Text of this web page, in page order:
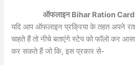
ऑफलाइन Bihar Ration
यदि आप ऑफलाइन प्रक्रिया के तहत अपने
चाहते हैं तो नीचे बताएंगे स्टेप को फॉलो कर
कर सकते हैं जो कि, इस प्रकार से-